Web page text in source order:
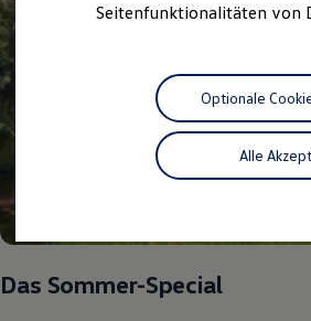
Klimafreundlicher
Ladezeitensimulator
Ladelösungen für
Ladelösungen für
Wallbox und Ladekabel
Bidirektionales Laden
Förderung & Kosten der
Kostensimulator
Mehr zum ID. Buzz
Online Beratung
Das Sommer-Special
Seitenfunktionalitäten von
Alle
Optionale